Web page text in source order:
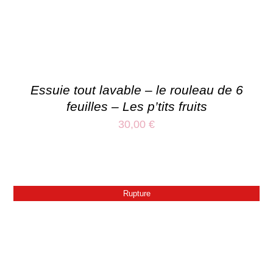
Essuie tout lavable – le rouleau de 6
feuilles – Les p’tits fruits
30,00 €
Rupture